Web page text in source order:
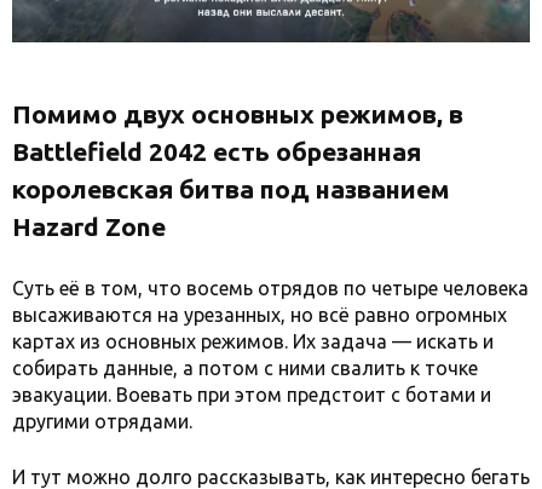
Помимо двух основных режимов, в
Battlefield 2042 есть обрезанная
королевская битва под названием
Hazard Zone
Суть её в том, что восемь отрядов по четыре человека
высаживаются на урезанных, но всё равно огромных
картах из основных режимов. Их задача — искать и
собирать данные, а потом с ними свалить к точке
эвакуации. Воевать при этом предстоит с ботами и
другими отрядами.
И тут можно долго рассказывать, как интересно бегать